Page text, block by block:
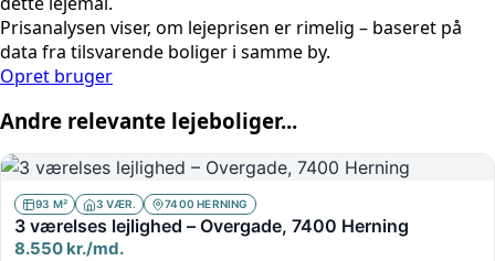
Prisanalysen viser, om lejeprisen er rimelig – baseret på
data fra tilsvarende boliger i samme by.
Opret bruger
Andre relevante lejeboliger...
93 M² 3 VÆR. 7400 HERNING
3 værelses lejlighed – Overgade, 7400 Herning
8.550 kr./md.